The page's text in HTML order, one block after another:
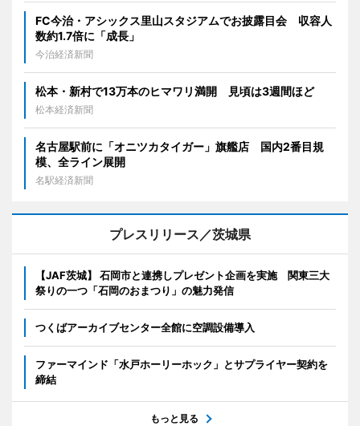
FC今治・アシックス里山スタジアムでお披露目会 収容人
数約1.7倍に「成長」
今治経済新聞
松本・新村で13万本のヒマワリ満開 見頃は3週間ほど
松本経済新聞
名古屋駅前に「オニツカタイガー」旗艦店 国内2番目規
模、全ライン展開
名駅経済新聞
プレスリリース／茨城県
【JAF茨城】 石岡市と連携しプレゼント企画を実施 関東三大
祭りの一つ「石岡のおまつり」の魅力発信
つくばアーカイブセンター全館に空調設備導入
ファーマインド「水戸ホーリーホック」とサプライヤー契約を
締結
もっと見る